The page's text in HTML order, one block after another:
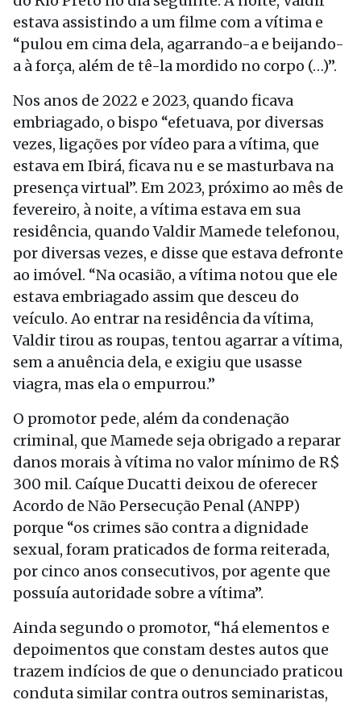
estava assistindo a um filme com a vítima e
“pulou em cima dela, agarrando-a e beijando-
a à força, além de tê-la mordido no corpo (…)”.
Nos anos de 2022 e 2023, quando ficava
embriagado, o bispo “efetuava, por diversas
vezes, ligações por vídeo para a vítima, que
estava em Ibirá, ficava nu e se masturbava na
presença virtual”. Em 2023, próximo ao mês de
fevereiro, à noite, a vítima estava em sua
residência, quando Valdir Mamede telefonou,
por diversas vezes, e disse que estava defronte
ao imóvel. “Na ocasião, a vítima notou que ele
estava embriagado assim que desceu do
veículo. Ao entrar na residência da vítima,
Valdir tirou as roupas, tentou agarrar a vítima,
sem a anuência dela, e exigiu que usasse
viagra, mas ela o empurrou.”
O promotor pede, além da condenação
criminal, que Mamede seja obrigado a reparar
danos morais à vítima no valor mínimo de R$
300 mil. Caíque Ducatti deixou de oferecer
Acordo de Não Persecução Penal (ANPP)
porque “os crimes são contra a dignidade
sexual, foram praticados de forma reiterada,
por cinco anos consecutivos, por agente que
possuía autoridade sobre a vítima”.
Ainda segundo o promotor, “há elementos e
depoimentos que constam destes autos que
trazem indícios de que o denunciado praticou
conduta similar contra outros seminaristas,